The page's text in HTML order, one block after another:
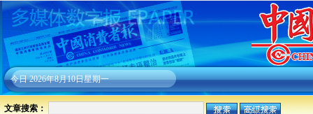
今日2026年8月10日星期一
文章搜索：